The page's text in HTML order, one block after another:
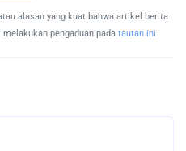
alasan yang kuat bahwa artikel berita
pengaduan pada tautan ini